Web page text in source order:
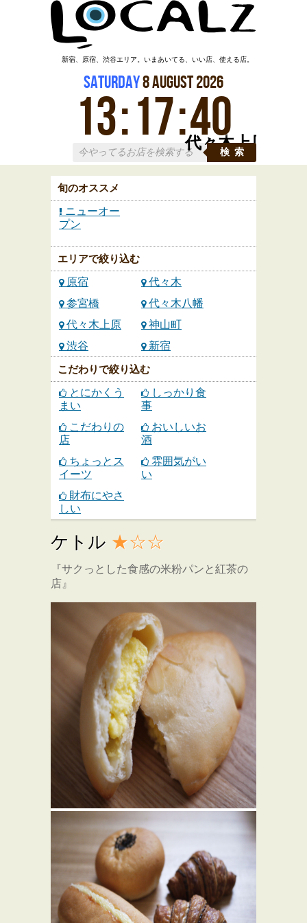
代々木上原
新宿、原宿、渋谷エリア。いまあいてる、いい店、使える店。
Saturday8August2026
13:17:40
検索
旬のオススメ
ニューオー
プン
エリアで絞り込む
原宿
代々木
参宮橋
代々木八幡
代々木上原
神山町
渋谷
新宿
こだわりで絞り込む
とにかくう
まい
しっかり食
事
こだわりの
店
おいしいお
酒
ちょっとス
イーツ
雰囲気がい
い
財布にやさ
しい
ケトル ★☆☆
『サクっとした食感の米粉パンと紅茶の
店』